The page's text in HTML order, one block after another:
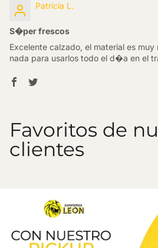
Patricia L.
S�per frescos
Excelente calzado, el material es
nada para usarlos todo el d�a en el
Favoritos de
clientes